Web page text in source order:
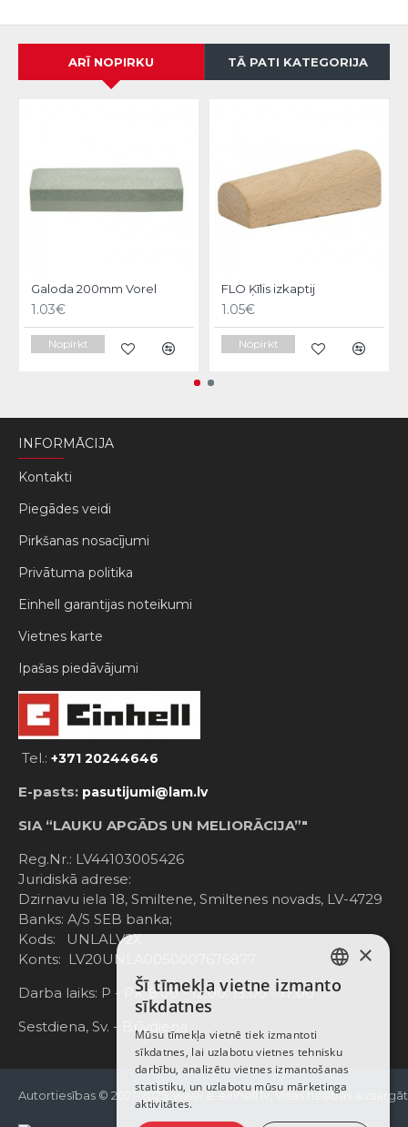
ARĪ NOPIRKU TĀ PATI KATEGORIJA
Galoda 200mm Vorel
1.03€
Nopirkt
FLO Ķīlis izkaptij
1.05€
Nopirkt
INFORMĀCIJA
Kontakti
Piegādes veidi
Pirkšanas nosacījumi
Privātuma politika
Einhell garantijas noteikumi
Vietnes karte
Ipašas piedāvājumi
Tel.: +371 20244646
E-pasts: pasutijumi@lam.lv
SIA “LAUKU APGĀDS UN MELIORĀCIJA”"
Reg.Nr.: LV44103005426
Juridiskā adrese:
Dzirnavu iela 18, Smiltene, Smiltenes novads, LV-4729
Banks: A/S SEB banka;
Kods: UNLALV2X
Konts: LV20UNLA0050007676877
Darba laiks: P - Pk. 8:00 - 12:00; 13:00 - 17:00
Sestdiena, Sv. - Brīvdiena
Autortiesības © 2021-2025, www.e-einhell.lv, Visas tiesības
LATVIAN
ENGLISH
×
Šī tīmekļa vietne izmanto
sīkdatnes
Mūsu tīmekļa vietnē tiek izmantoti
sīkdatnes, lai uzlabotu vietnes tehnisku
darbību, analizētu vietnes izmantošanas
statistiku, un uzlabotu mūsu mārketinga
aktivitātes.